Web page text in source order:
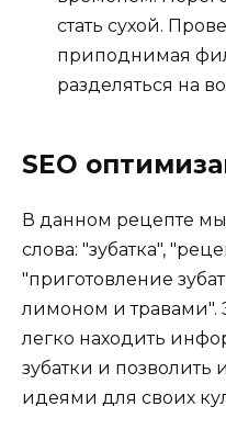
стать сухой.
приподнимая
разделяться на
SEO
В данном рецепте
слова: "зубатка",
"приготовление
лимоном и травами".
легко находить
зубатки и
идеями для своих